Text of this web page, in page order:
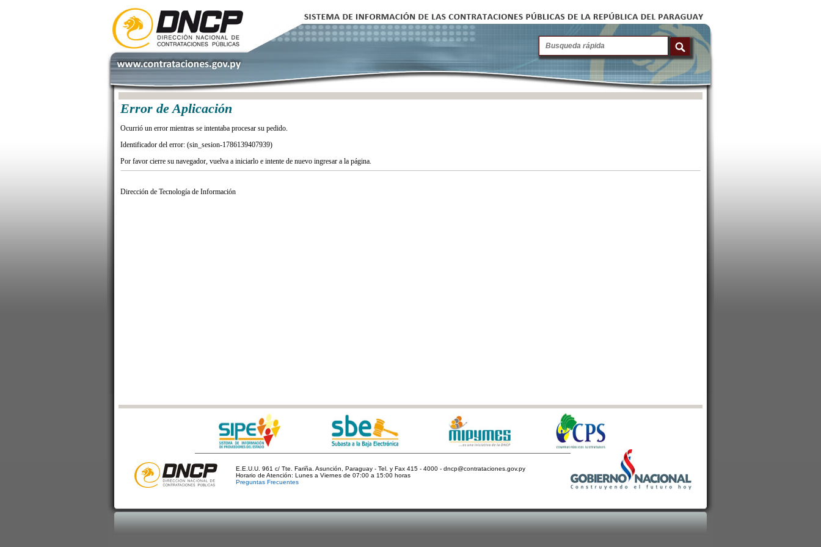
Error de Aplicación
Ocurrió un error mientras se intentaba procesar su pedido.
Identificador del error: (sin_sesion-1786139407939)
Por favor cierre su navegador, vuelva a iniciarlo e intente de nuevo ingresar a la página.
Dirección de Tecnología de Información
E.E.U.U. 961 c/ Tte. Fariña. Asunción, Paraguay - Tel. y Fax 415 - 4000 - dncp@contrataciones.gov.py
Horario de Atención: Lunes a Viernes de 07:00 a 15:00 horas
Preguntas Frecuentes